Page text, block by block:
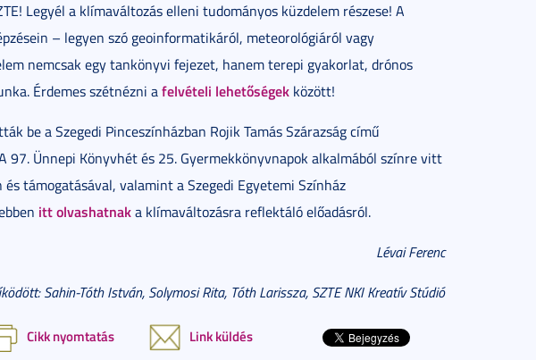
Legyél a klímaváltozás elleni tudományos küzdelem részese! A
– legyen szó geoinformatikáról, meteorológiáról vagy
nemcsak egy tankönyvi fejezet, hanem terepi gyakorlat, drónos
Érdemes szétnézni afelvételi lehetőségek között!
be a Szegedi Pinceszínházban Rojik Tamás Szárazság című
97. Ünnepi Könyvhét és 25. Gyermekkönyvnapok alkalmából színre vitt
és támogatásával, valamint a Szegedi Egyetemi Színház
itt olvashatnaka klímaváltozásra reflektáló előadásról.
Lévai Ferenc
Sahin-Tóth István, Solymosi Rita, Tóth Larissza, SZTE NKI Kreatív Stúdió
Cikk nyomtatás Link küldés